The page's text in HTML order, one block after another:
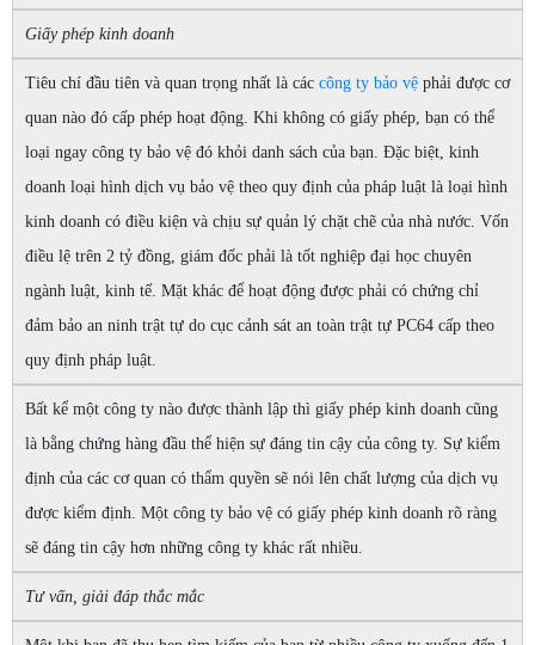
Giấy phép kinh doanh
Tiêu chí đầu tiên và quan trọng nhất là các công ty bảo vệ phải được cơ
quan nào đó cấp phép hoạt động. Khi không có giấy phép, bạn có thể
loại ngay công ty bảo vệ đó khỏi danh sách của bạn. Đặc biệt, kinh
doanh loại hình dịch vụ bảo vệ theo quy định của pháp luật là loại hình
kinh doanh có điều kiện và chịu sự quản lý chặt chẽ của nhà nước. Vốn
điều lệ trên 2 tỷ đồng, giám đốc phải là tốt nghiệp đại học chuyên
ngành luật, kinh tế. Mặt khác để hoạt động được phải có chứng chỉ
đảm bảo an ninh trật tự do cục cảnh sát an toàn trật tự PC64 cấp theo
quy định pháp luật.
Bất kể một công ty nào được thành lập thì giấy phép kinh doanh cũng
là bằng chứng hàng đầu thể hiện sự đáng tin cậy của công ty. Sự kiểm
định của các cơ quan có thẩm quyền sẽ nói lên chất lượng của dịch vụ
được kiểm định. Một công ty bảo vệ có giấy phép kinh doanh rõ ràng
sẽ đáng tin cậy hơn những công ty khác rất nhiều.
Tư vấn, giải đáp thắc mắc